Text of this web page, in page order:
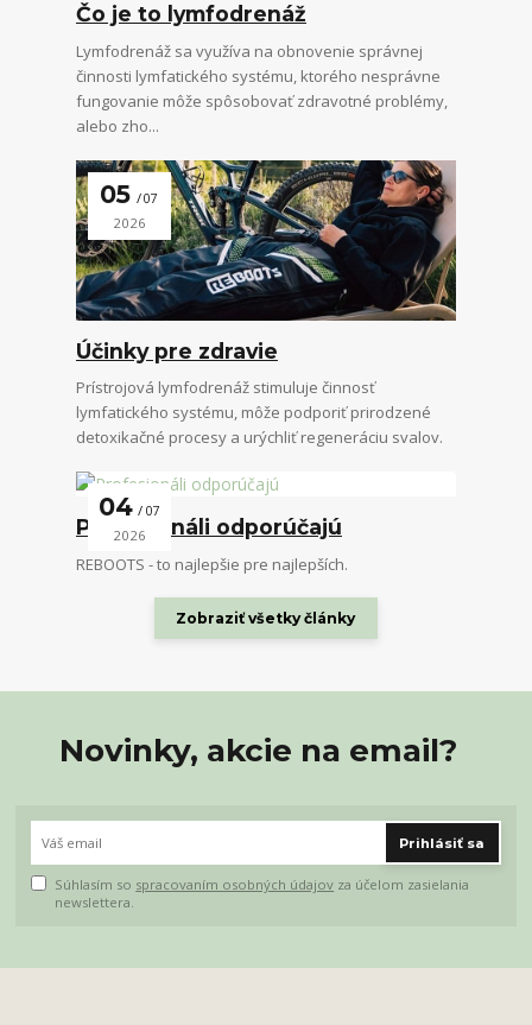
Čo je to lymfodrenáž
Lymfodrenáž sa využíva na obnovenie správnej
činnosti lymfatického systému, ktorého nesprávne
fungovanie môže spôsobovať zdravotné problémy,
alebo zho...
05 07
2026
Účinky pre zdravie
Prístrojová lymfodrenáž stimuluje činnosť
lymfatického systému, môže podporiť prirodzené
detoxikačné procesy a urýchliť regeneráciu svalov.
04 07
2026
Profesionáli odporúčajú
REBOOTS - to najlepšie pre najlepších.
Zobraziť všetky články
Novinky, akcie na email?
Prihlásiť sa
Súhlasím so spracovaním osobných údajov za účelom zasielania
newslettera.